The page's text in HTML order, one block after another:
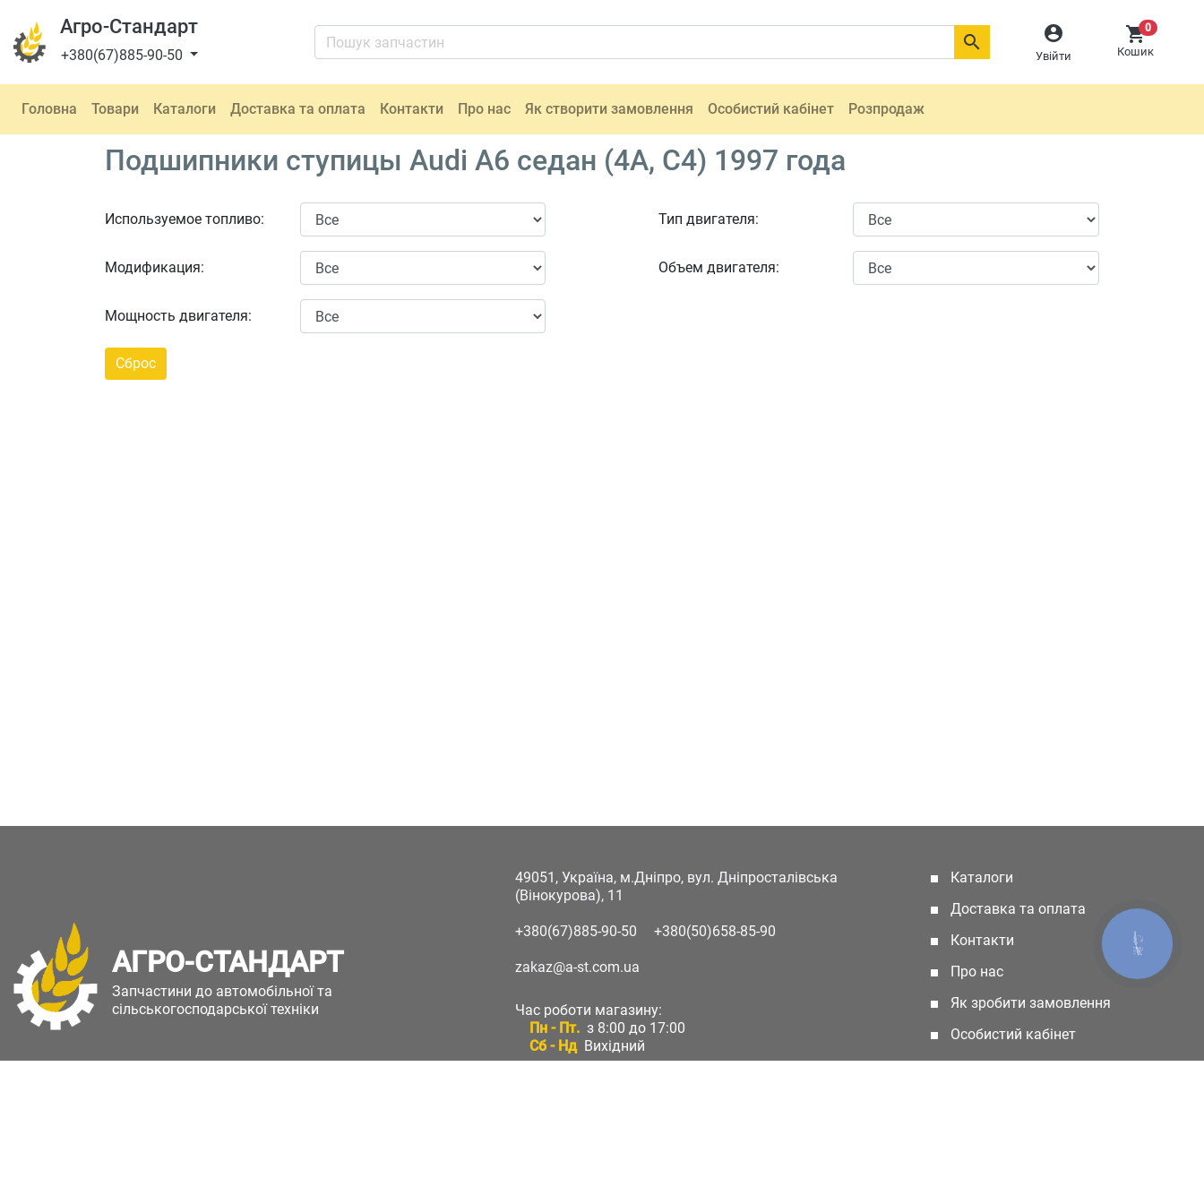
Агро-Стандарт
+380(67)885-90-50

Увійти
0
Кошик

Головна Товари Каталоги Доставка та оплата Контакти Про нас Як створити замовлення Особистий кабінет Розпродаж
Подшипники ступицы Audi A6 седан (4A, C4) 1997 года
Используемое топливо:
Модификация:
Мощность двигателя:
Тип двигателя:
Объем двигателя:
АГРО-СТАНДАРТ
Запчастини до автомобільної та
сільськогосподарської техніки
49051, Україна, м.Дніпро, вул. Дніпросталівська
(Вінокурова), 11
+380(67)885-90-50 +380(50)658-85-90
zakaz@a-st.com.ua
Час роботи магазину:
Пн - Пт. з 8:00 до 17:00
Сб - Нд Вихідний
Каталоги
Доставка та оплата
Контакти
Про нас
Як зробити замовлення
Особистий кабінет
КНОПКА
ЗВ'ЯЗКУ